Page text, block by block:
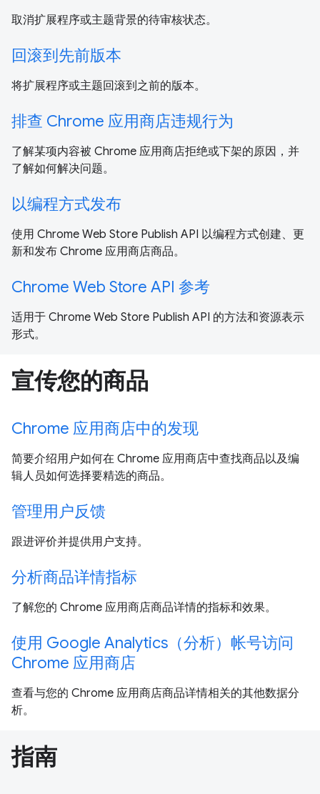
取消扩展程序或主题背景的待审核状态。
回滚到先前版本
将扩展程序或主题回滚到之前的版本。
排查 Chrome 应用商店违规行为
了解某项内容被 Chrome 应用商店拒绝或下架的原因，并
了解如何解决问题。
以编程方式发布
使用 Chrome Web Store Publish API 以编程方式创建、更
新和发布 Chrome 应用商店商品。
Chrome Web Store API 参考
适用于 Chrome Web Store Publish API 的方法和资源表示
形式。
宣传您的商品
Chrome 应用商店中的发现
简要介绍用户如何在 Chrome 应用商店中查找商品以及编
辑人员如何选择要精选的商品。
管理用户反馈
跟进评价并提供用户支持。
分析商品详情指标
了解您的 Chrome 应用商店商品详情的指标和效果。
使用 Google Analytics（分析）帐号访问
Chrome 应用商店
查看与您的 Chrome 应用商店商品详情相关的其他数据分
析。
指南